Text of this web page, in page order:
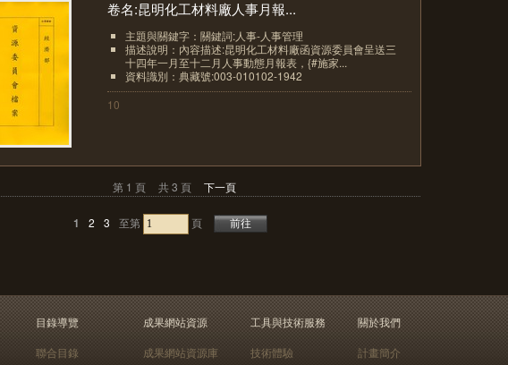
卷名:昆明化工材料廠人事月報...
主題與關鍵字：關鍵詞:人事-人事管理
描述說明：內容描述:昆明化工材料廠函資源委員會呈送三
十四年一月至十二月人事動態月報表，{#施家...
資料識別：典藏號:003-010102-1942
10
第 1 頁 共 3 頁 下一頁
1 2 3 至第 頁
目錄導覽
聯合目錄
成果網站資源
成果網站資源庫
工具與技術服務
技術體驗
關於我們
計畫簡介